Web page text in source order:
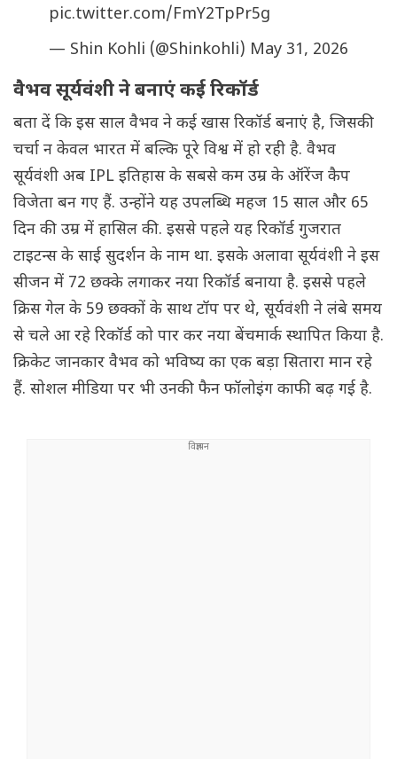
pic.twitter.com/FmY2TpPr5g
— Shin Kohli (@Shinkohli) May 31, 2026
वैभव सूर्यवंशी ने बनाएं कई रिकॉर्ड
बता दें कि इस साल वैभव ने कई खास रिकॉर्ड बनाएं है, जिसकी
चर्चा न केवल भारत में बल्कि पूरे विश्व में हो रही है. वैभव
सूर्यवंशी अब IPL इतिहास के सबसे कम उम्र के ऑरेंज कैप
विजेता बन गए हैं. उन्होंने यह उपलब्धि महज 15 साल और 65
दिन की उम्र में हासिल की. इससे पहले यह रिकॉर्ड गुजरात
टाइटन्स के साई सुदर्शन के नाम था. इसके अलावा सूर्यवंशी ने इस
सीजन में 72 छक्के लगाकर नया रिकॉर्ड बनाया है. इससे पहले
क्रिस गेल के 59 छक्कों के साथ टॉप पर थे, सूर्यवंशी ने लंबे समय
से चले आ रहे रिकॉर्ड को पार कर नया बेंचमार्क स्थापित किया है.
क्रिकेट जानकार वैभव को भविष्य का एक बड़ा सितारा मान रहे
हैं. सोशल मीडिया पर भी उनकी फैन फॉलोइंग काफी बढ़ गई है.